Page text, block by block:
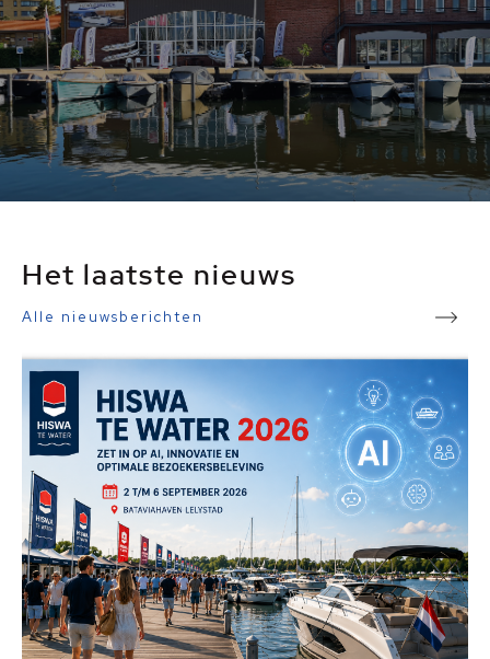
Het laatste nieuws
Alle nieuwsberichten